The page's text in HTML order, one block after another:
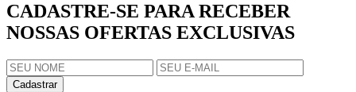
CADASTRE-SE PARA RECEBER
NOSSAS OFERTAS EXCLUSIVAS
Cadastrar